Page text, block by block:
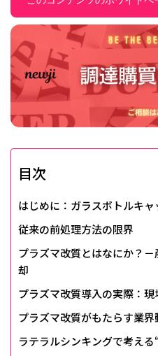
目次
はじめに：ガラスボトルキ
従来の前処理方法の限界
プラズマ改質とはなにか？
却
プラズマ改質導入の実際：
プラズマ改質がもたらす業
ラテラルシンキングで考え